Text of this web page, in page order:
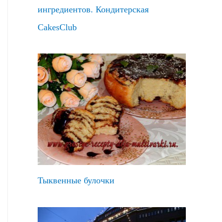
ингредиентов. Кондитерская
CakesClub
Тыквенные булочки